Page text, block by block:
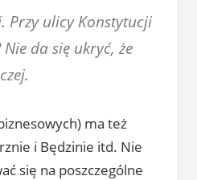
Przy ulicy Konstytucji
da się ukryć, że
ma też
i Będzinie itd. Nie
się na poszczególne